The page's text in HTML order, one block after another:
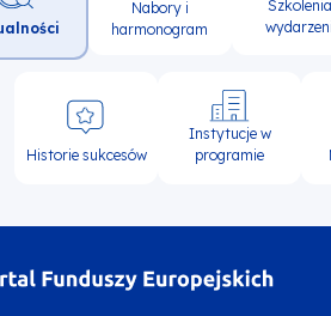
Nabory i
harmonogram
Historie sukcesów
Instytucje w
programie